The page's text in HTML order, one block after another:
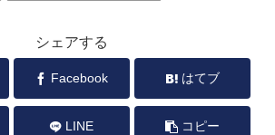
シェアする
Facebook はてブ
LINE コピー